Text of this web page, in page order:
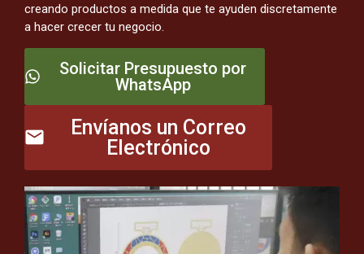
creando productos a medida que te ayuden discretamente
a hacer crecer tu negocio.
Solicitar Presupuesto por
WhatsApp
Envíanos un Correo
Electrónico